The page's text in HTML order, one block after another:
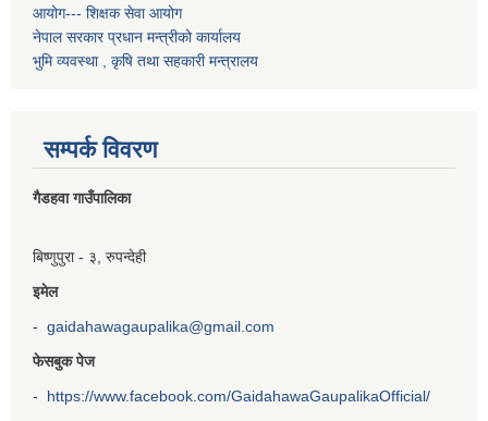
आयोग--- शिक्षक सेवा आयोग
नेपाल सरकार प्रधान मन्त्रीको कार्यालय
भुमि व्यवस्था , कृषि तथा सहकारी मन्त्रालय
सम्पर्क विवरण
गैडहवा गाउँपालिका
बिष्णुपुरा - ३, रुपन्देही
इमेल
- gaidahawagaupalika@gmail.com
फेसबुक पेज
- https://www.facebook.com/GaidahawaGaupalikaOfficial/